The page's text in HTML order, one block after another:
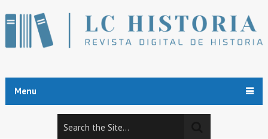
Menu